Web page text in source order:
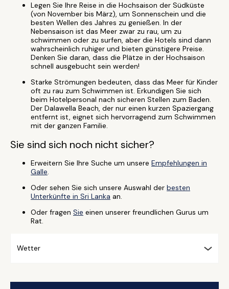
Legen Sie Ihre Reise in die Hochsaison der Südküste
(von November bis März), um Sonnenschein und die
besten Wellen des Jahres zu genießen. In der
Nebensaison ist das Meer zwar zu rau, um zu
schwimmen oder zu surfen, aber die Hotels sind dann
wahrscheinlich ruhiger und bieten günstigere Preise.
Denken Sie daran, dass die Plätze in der Hochsaison
schnell ausgebucht sein werden!
Starke Strömungen bedeuten, dass das Meer für Kinder
oft zu rau zum Schwimmen ist. Erkundigen Sie sich
beim Hotelpersonal nach sicheren Stellen zum Baden.
Der Dalawella Beach, der nur einen kurzen Spaziergang
entfernt ist, eignet sich hervorragend zum Schwimmen
mit der ganzen Familie.
Sie sind sich noch nicht sicher?
Erweitern Sie Ihre Suche um unsere Empfehlungen in
Galle.
Oder sehen Sie sich unsere Auswahl der besten
Unterkünfte in Sri Lanka an.
Oder fragen Sie einen unserer freundlichen Gurus um
Rat.
Wetter